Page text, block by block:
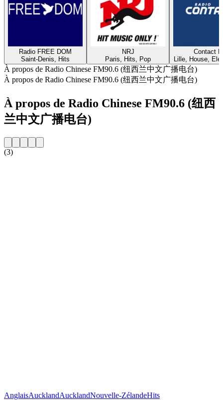
Radio FREE DOM
Saint-Denis, Hits
NRJ
Paris, Hits, Pop
Contact
Lille, House,
À propos de Radio Chinese FM90.6 (纽西兰中文广播电台)
À propos de Radio Chinese FM90.6 (纽西兰中文广播电台)
À propos de Radio Chinese FM90.6 (纽西
兰中文广播电台)
(3)
AnglaisAucklandAucklandNouvelle-ZélandeHits